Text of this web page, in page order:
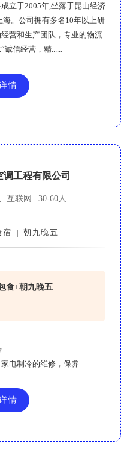
立于2005年,坐落于昆山经济
海。公司拥有多名10年以上研
营和生产团队，专业的物流
信经营，精......
情
工程有限公司
互联网 | 30-60人
宿 朝九晚五
食+朝九晚五
电制冷的维修，保养
情